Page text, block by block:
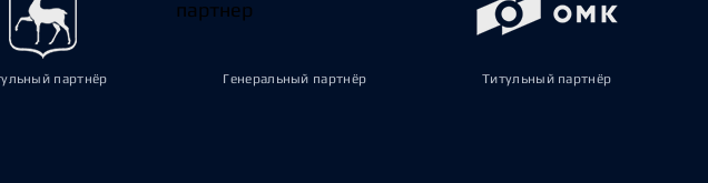
партнёр Генеральный партнёр Титульный партнёр